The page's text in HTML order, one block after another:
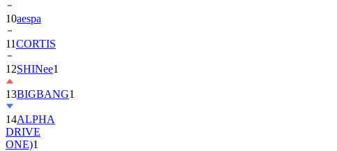
10aespa
11CORTIS
12SHINee1
13BIGBANG1
14ALPHA
DRIVE
ONE)1